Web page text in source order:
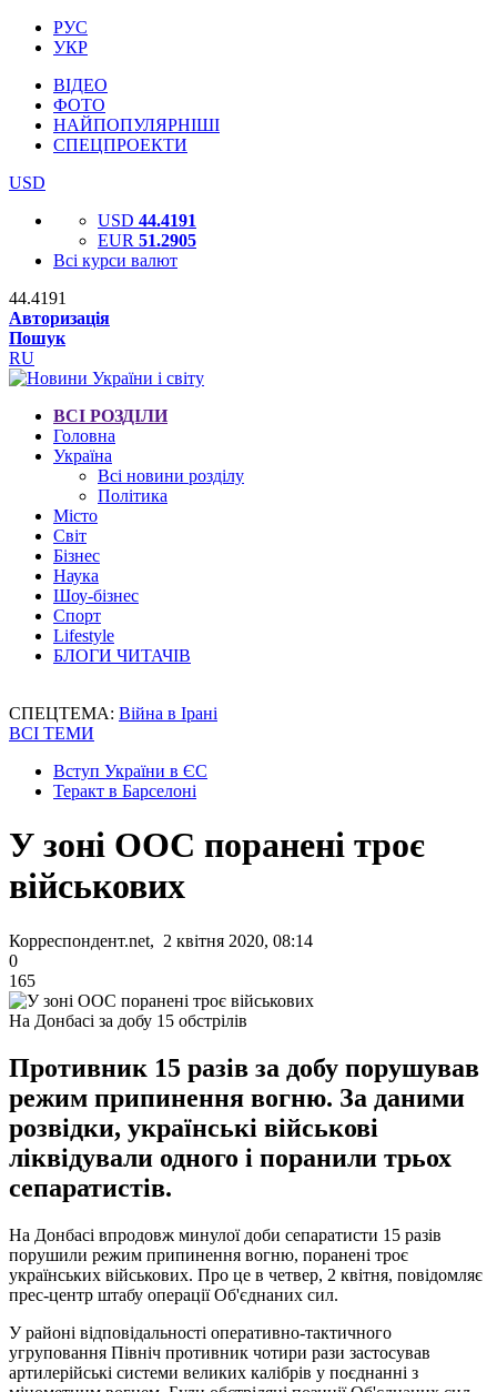
РУС
УКР
ВІДЕО
ФОТО
НАЙПОПУЛЯРНІШІ
СПЕЦПРОЕКТИ
USD
USD 44.4191
EUR 51.2905
Всі курси валют
44.4191
Авторизація
Пошук
RU
ВСІ РОЗДІЛИ
Головна
Україна
Всі новини розділу
Політика
Місто
Світ
Бізнес
Наука
Шоу-бізнес
Спорт
Lifestyle
БЛОГИ ЧИТАЧІВ
СПЕЦТЕМА: Війна в Ірані
ВСІ ТЕМИ
Вступ України в ЄС
Теракт в Барселоні
У зоні ООС поранені троє
військових
Корреспондент.net, 2 квітня 2020, 08:14
0
165
На Донбасі за добу 15 обстрілів
Противник 15 разів за добу порушував
режим припинення вогню. За даними
розвідки, українські військові
ліквідували одного і поранили трьох
сепаратистів.
На Донбасі впродовж минулої доби сепаратисти 15 разів
порушили режим припинення вогню, поранені троє
українських військових. Про це в четвер, 2 квітня, повідомляє
прес-центр штабу операції Об'єднаних сил.
У районі відповідальності оперативно-тактичного
угруповання Північ противник чотири рази застосував
артилерійські системи великих калібрів у поєднанні з